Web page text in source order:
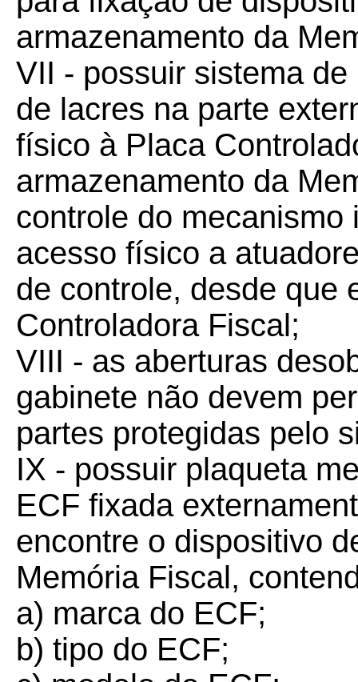
armazenamento da
VII - possuir sistema
de lacres na parte
físico à Placa
armazenamento da
controle do mecanismo
acesso físico a
de controle, desde que
Controladora Fiscal;
VIII - as aberturas
gabinete não devem
partes protegidas pelo
IX - possuir plaqueta
ECF fixada
encontre o dispositivo
Memória Fiscal,
a) marca do ECF;
b) tipo do ECF;